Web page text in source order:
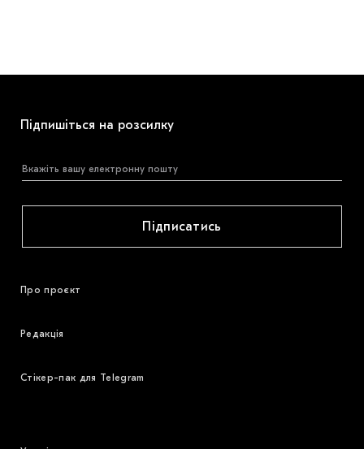
Підпишіться на розсилку
Підписатись
Про проєкт
Редакція
Стікер-пак для Telegram